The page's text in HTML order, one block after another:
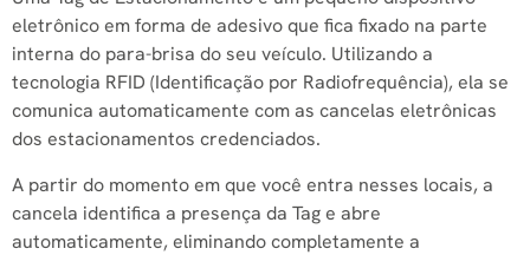
eletrônico em forma de adesivo que fica fixado na parte
interna do para-brisa do seu veículo. Utilizando a
tecnologia RFID (Identificação por Radiofrequência), ela se
comunica automaticamente com as cancelas eletrônicas
dos estacionamentos credenciados.
A partir do momento em que você entra nesses locais, a
cancela identifica a presença da Tag e abre
automaticamente, eliminando completamente a